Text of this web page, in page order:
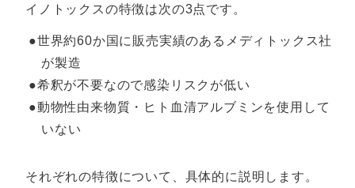
イノトックスの特徴は次の3点です。
●世界約60か国に販売実績のあるメディトックス社
が製造
●希釈が不要なので感染リスクが低い
●動物性由来物質・ヒト血清アルブミンを使用して
いない
それぞれの特徴について、具体的に説明します。